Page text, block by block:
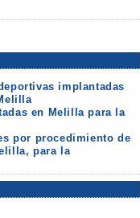
implantadas
en Melilla para la
por procedimiento de
para la